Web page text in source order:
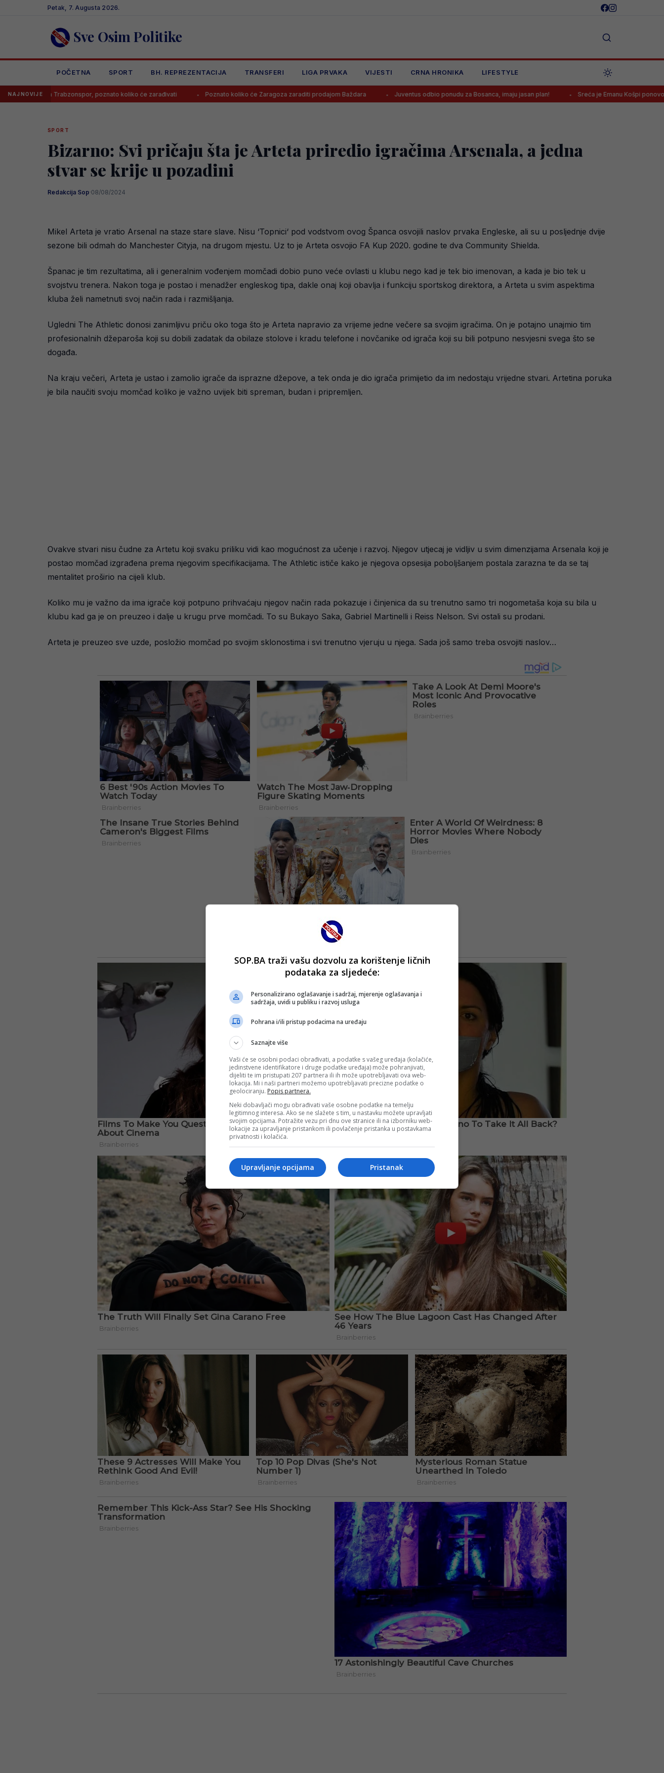
Petak, 7. Augusta 2026.
Sve Osim Politike
POČETNA SPORT BH. REPREZENTACIJA TRANSFERI LIGA PRVAKA VIJESTI CRNA HRONIKA LIFESTYLE
NAJNOVIJE
za Trabzonspor, poznato koliko će zarađivati Poznato koliko će Zaragoza zaraditi prodajom Baždara Juventus odbio ponudu za Bosanca, imaju jasan plan! Sreća je Emanu Košpi ponovo okrenula
SPORT
Bizarno: Svi pričaju šta je Arteta priredio igračima Arsenala, a jedna
stvar se krije u pozadini
Redakcija Sop·08/08/2024
Mikel Arteta je vratio Arsenal na staze stare slave. Nisu ‘Topnici‘ pod vodstvom ovog Španca osvojili naslov prvaka Engleske, ali su u posljednje dvije
sezone bili odmah do Manchester Cityja, na drugom mjestu. Uz to je Arteta osvojio FA Kup 2020. godine te dva Community Shielda.
Španac je tim rezultatima, ali i generalnim vođenjem momčadi dobio puno veće ovlasti u klubu nego kad je tek bio imenovan, a kada je bio tek u
svojstvu trenera. Nakon toga je postao i menadžer engleskog tipa, dakle onaj koji obavlja i funkciju sportskog direktora, a Arteta u svim aspektima
kluba želi nametnuti svoj način rada i razmišljanja.
Ugledni The Athletic donosi zanimljivu priču oko toga što je Arteta napravio za vrijeme jedne večere sa svojim igračima. On je potajno unajmio tim
profesionalnih džeparoša koji su dobili zadatak da obilaze stolove i kradu telefone i novčanike od igrača koji su bili potpuno nesvjesni svega što se
događa.
Na kraju večeri, Arteta je ustao i zamolio igrače da isprazne džepove, a tek onda je dio igrača primijetio da im nedostaju vrijedne stvari. Artetina poruka
je bila naučiti svoju momčad koliko je važno uvijek biti spreman, budan i pripremljen.
Ovakve stvari nisu čudne za Artetu koji svaku priliku vidi kao mogućnost za učenje i razvoj. Njegov utjecaj je vidljiv u svim dimenzijama Arsenala koji je
postao momčad izgrađena prema njegovim specifikacijama. The Athletic ističe kako je njegova opsesija poboljšanjem postala zarazna te da se taj
mentalitet proširio na cijeli klub.
Koliko mu je važno da ima igrače koji potpuno prihvaćaju njegov način rada pokazuje i činjenica da su trenutno samo tri nogometaša koja su bila u
klubu kad ga je on preuzeo i dalje u krugu prve momčadi. To su Bukayo Saka, Gabriel Martinelli i Reiss Nelson. Svi ostali su prodani.
Arteta je preuzeo sve uzde, posložio momčad po svojim sklonostima i svi trenutno vjeruju u njega. Sada još samo treba osvojiti naslov…
SOP.BA traži vašu dozvolu za korištenje ličnih
podataka za sljedeće:
Personalizirano oglašavanje i sadržaj, mjerenje oglašavanja i
sadržaja, uvidi u publiku i razvoj usluga
Pohrana i/ili pristup podacima na uređaju
Saznajte više
Vaši će se osobni podaci obrađivati, a podatke s vašeg uređaja (kolačiće,
jedinstvene identifikatore i druge podatke uređaja) može pohranjivati,
dijeliti te im pristupati 207 partnera ili ih može upotrebljavati ova web-
lokacija. Mi i naši partneri možemo upotrebljavati precizne podatke o
geolociranju. Popis partnera.
Neki dobavljači mogu obrađivati vaše osobne podatke na temelju
legitimnog interesa. Ako se ne slažete s tim, u nastavku možete upravljati
svojim opcijama. Potražite vezu pri dnu ove stranice ili na izborniku web-
lokacije za upravljanje pristankom ili povlačenje pristanka u postavkama
privatnosti i kolačića.
Pristanak
Upravljanje opcijama